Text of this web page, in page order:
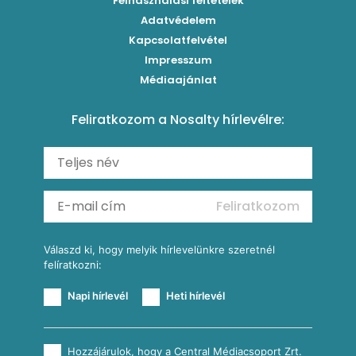
Paradicsomos húsgombóc
Carbonara
Szaftos paprikás csirke
Shakshuka
Ratatouille
Grillezettkukorica-saláta fűszeres garnélanyársakkal
Kukoricás-újhagymás lepény
Mexikói húsleves kukorica salsával
Almás-kéksajtos kukoricasaláta
Köretek
Reggeli receptek
Adatvédelem
Kapcsolatfelvétel
Impresszum
Médiaajánlat
Feliratkozom a Nosalty hírlevélre:
Feliratkozom
Válaszd ki, hogy melyik hírlevelünkre szeretnél
felíratkozni:
Napi hírlevél Heti hírlevél
Hozzájárulok, hogy a Central Médiacsoport Zrt.